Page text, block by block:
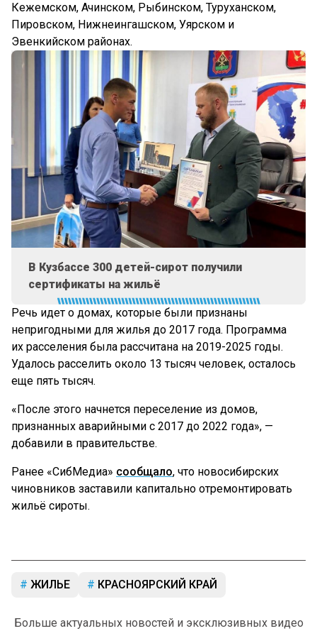
Кежемском, Ачинском, Рыбинском, Туруханском,
Пировском, Нижнеингашском, Уярском и
Эвенкийском районах.
В Кузбассе 300 детей-сирот получили
сертификаты на жильё
Речь идет о домах, которые были признаны
непригодными для жилья до 2017 года. Программа
их расселения была рассчитана на 2019-2025 годы.
Удалось расселить около 13 тысяч человек, осталось
еще пять тысяч.
«После этого начнется переселение из домов,
признанных аварийными с 2017 до 2022 года», —
добавили в правительстве.
Ранее «СибМедиа» сообщало, что новосибирских
чиновников заставили капитально отремонтировать
жильё сироты.
ЖИЛЬЕ КРАСНОЯРСКИЙ КРАЙ
Больше актуальных новостей и эксклюзивных видео